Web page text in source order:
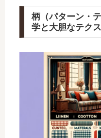
柄（パターン・
学と大胆なテク